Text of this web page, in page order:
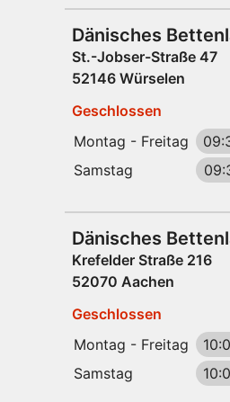
Dänisches
St.-Jobser-Straße 47
52146 Würselen
Geschlossen
Montag - Freitag
Samstag
Dänisches
Krefelder Straße 216
52070 Aachen
Geschlossen
Montag - Freitag
Samstag